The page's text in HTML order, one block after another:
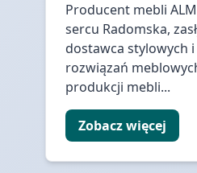
Producent mebli
sercu Radomska,
dostawca stylowych
rozwiązań
produkcji mebli...
Zobacz więcej